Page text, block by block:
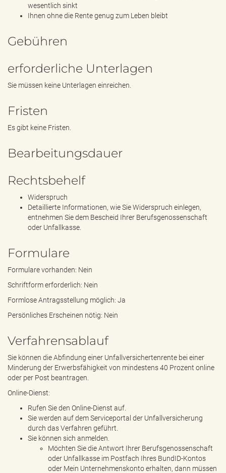
wesentlich sinkt
Ihnen ohne die Rente genug zum Leben bleibt
Gebühren
erforderliche Unterlagen
Sie müssen keine Unterlagen einreichen.
Fristen
Es gibt keine Fristen.
Bearbeitungsdauer
Rechtsbehelf
Widerspruch
Detaillierte Informationen, wie Sie Widerspruch einlegen,
entnehmen Sie dem Bescheid Ihrer Berufsgenossenschaft
oder Unfallkasse.
Formulare
Formulare vorhanden: Nein
Schriftform erforderlich: Nein
Formlose Antragsstellung möglich: Ja
Persönliches Erscheinen nötig: Nein
Verfahrensablauf
Sie können die Abfindung einer Unfallversichertenrente bei einer
Minderung der Erwerbsfähigkeit von mindestens 40 Prozent online
oder per Post beantragen.
Online-Dienst:
Rufen Sie den Online-Dienst auf.
Sie werden auf dem Serviceportal der Unfallversicherung
durch das Verfahren geführt.
Sie können sich anmelden.
Möchten Sie die Antwort Ihrer Berufsgenossenschaft
oder Unfallkasse im Postfach Ihres BundID-Kontos
oder Mein Unternehmenskonto erhalten, dann müssen